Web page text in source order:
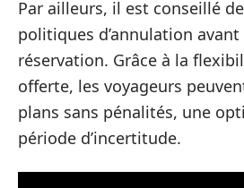
Par ailleurs, il est conseillé
politiques d’annulation
réservation. Grâce à la
offerte, les voyageurs
plans sans pénalités, une
période d’incertitude.